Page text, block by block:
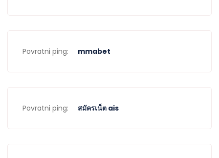
Povratni ping: mmabet
Povratni ping: สมัครเน็ต ais